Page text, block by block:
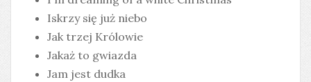
Iskrzy się już niebo
Jak trzej Królowie
Jakaż to gwiazda
Jam jest dudka